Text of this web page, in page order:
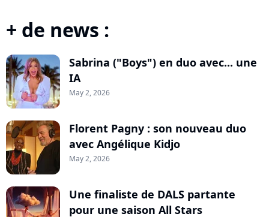
+ de news :
Sabrina ("Boys") en duo avec... une
IA
May 2, 2026
Florent Pagny : son nouveau duo
avec Angélique Kidjo
May 2, 2026
Une finaliste de DALS partante
pour une saison All Stars